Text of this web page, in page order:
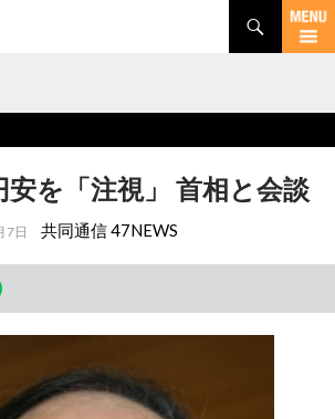
安を「注視」 首相と会談
7日 共同通信 47NEWS